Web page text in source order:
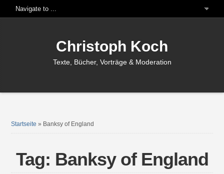
Christoph Koch
Texte, Bücher, Vorträge & Moderation
Startseite » Banksy of England
Tag: Banksy of England